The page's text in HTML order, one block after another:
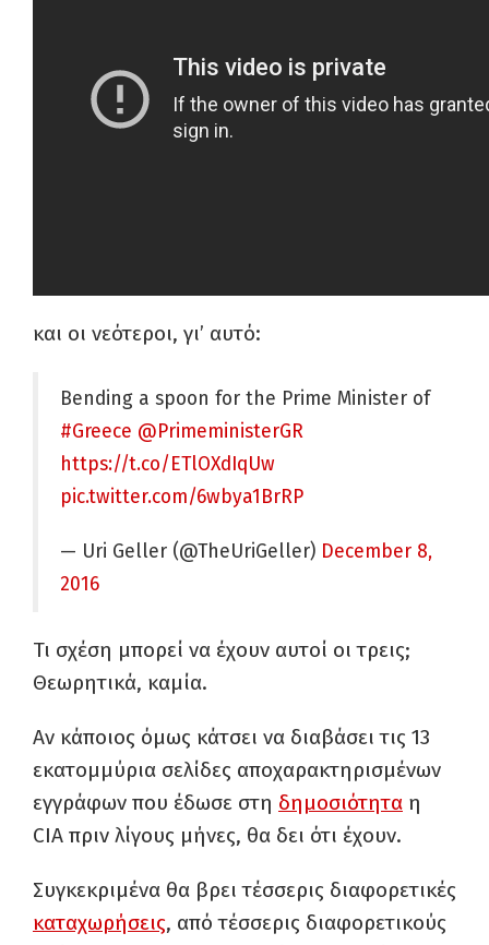
και οι νεότεροι, γι’ αυτό:
Bending a spoon for the Prime Minister of
#Greece @PrimeministerGR
https://t.co/ETlOXdIqUw
pic.twitter.com/6wbya1BrRP
— Uri Geller (@TheUriGeller) December 8,
2016
Τι σχέση μπορεί να έχουν αυτοί οι τρεις;
Θεωρητικά, καμία.
Αν κάποιος όμως κάτσει να διαβάσει τις 13
εκατομμύρια σελίδες αποχαρακτηρισμένων
εγγράφων που έδωσε στη δημοσιότητα η
CIA πριν λίγους μήνες, θα δει ότι έχουν.
Συγκεκριμένα θα βρει τέσσερις διαφορετικές
καταχωρήσεις, από τέσσερις διαφορετικούς